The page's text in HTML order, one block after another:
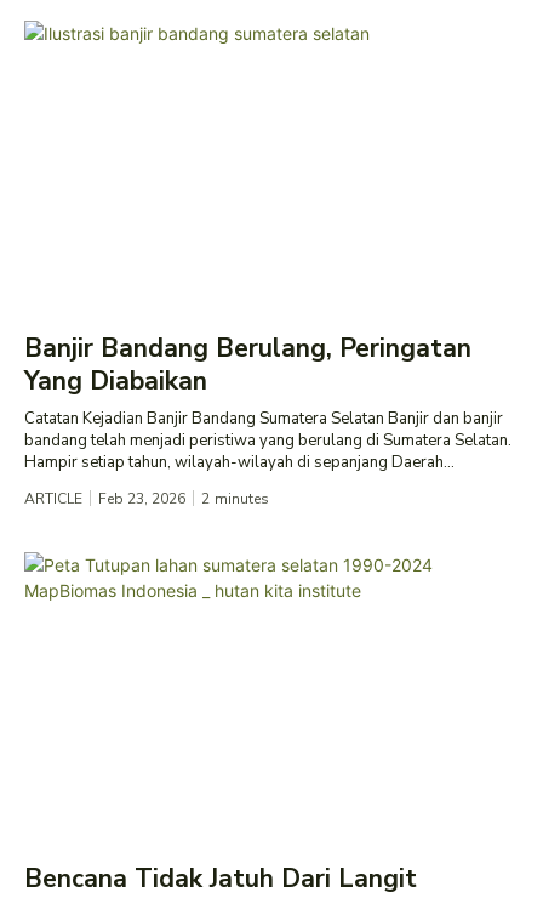
Banjir Bandang Berulang, Peringatan
Yang Diabaikan
Catatan Kejadian Banjir Bandang Sumatera Selatan Banjir dan banjir
bandang telah menjadi peristiwa yang berulang di Sumatera Selatan.
Hampir setiap tahun, wilayah-wilayah di sepanjang Daerah...
ARTICLE Feb 23, 2026 2 minutes
Bencana Tidak Jatuh Dari Langit